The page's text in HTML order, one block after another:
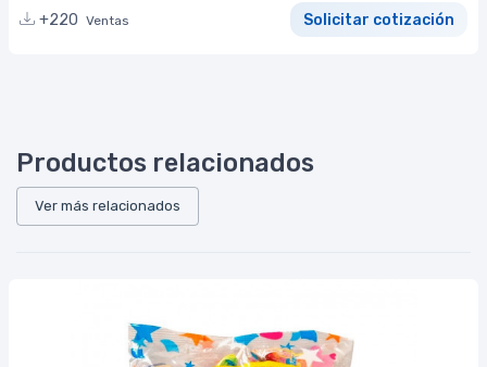
+220 Ventas Solicitar cotización
Productos relacionados
Ver más relacionados